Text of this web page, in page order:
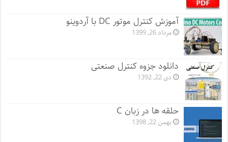
آموزش کنترل موتور DC با آردوینو
مرداد 26, 1399
دانلود جزوه کنترل صنعتی
دی 22, 1392
حلقه ها در زبان C
بهمن 22, 1398